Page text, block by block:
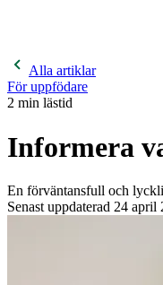
Alla artiklar
För uppfödare
2 min lästid
Informera
En förväntansfull och
Senast uppdaterad 24 april